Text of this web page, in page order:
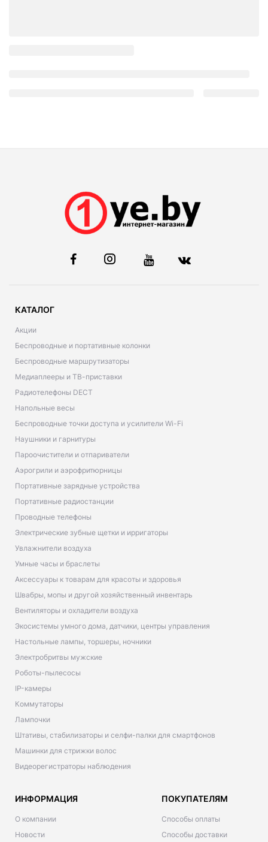
КАТАЛОГ
Акции
Беспроводные и портативные колонки
Беспроводные маршрутизаторы
Медиаплееры и ТВ-приставки
Радиотелефоны DECT
Напольные весы
Беспроводные точки доступа и усилители Wi-Fi
Наушники и гарнитуры
Пароочистители и отпариватели
Аэрогрили и аэрофритюрницы
Портативные зарядные устройства
Портативные радиостанции
Проводные телефоны
Электрические зубные щетки и ирригаторы
Увлажнители воздуха
Умные часы и браслеты
Аксессуары к товарам для красоты и здоровья
Швабры, мопы и другой хозяйственный инвентарь
Вентиляторы и охладители воздуха
Экосистемы умного дома, датчики, центры управления
Настольные лампы, торшеры, ночники
Электробритвы мужские
Роботы-пылесосы
IP-камеры
Коммутаторы
Лампочки
Штативы, стабилизаторы и селфи-палки для смартфонов
Машинки для стрижки волос
Видеорегистраторы наблюдения
ИНФОРМАЦИЯ
О компании
Новости
ПОКУПАТЕЛЯМ
Способы оплаты
Способы доставки